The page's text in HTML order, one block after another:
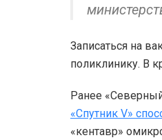
Записаться на
поликлинику. В
Ранее
«Спутник V»
«кентавр»